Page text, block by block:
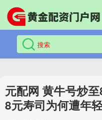
元配网 黄牛号炒
8元寿司为何遭年